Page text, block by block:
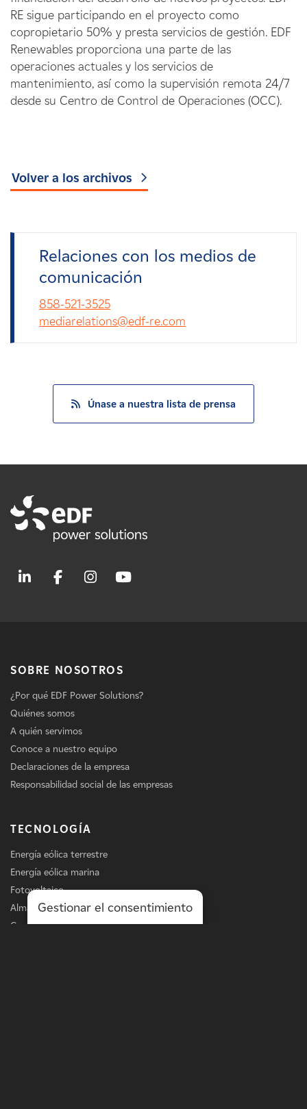
RE sigue participando en el proyecto como
copropietario 50% y presta servicios de gestión. EDF
Renewables proporciona una parte de las
operaciones actuales y los servicios de
mantenimiento, así como la supervisión remota 24/7
desde su Centro de Control de Operaciones (OCC).
Volver a los archivos
Relaciones con los medios de
comunicación
858-521-3525
mediarelations@edf-re.com
Únase a nuestra lista de prensa
SOBRE NOSOTROS
¿Por qué EDF Power Solutions?
Quiénes somos
A quién servimos
Conoce a nuestro equipo
Declaraciones de la empresa
Responsabilidad social de las empresas
TECNOLOGÍA
Energía eólica terrestre
Energía eólica marina
Fotovoltaico
Almacenamiento
Carga de vehículos eléctricos
Gestionar el consentimiento